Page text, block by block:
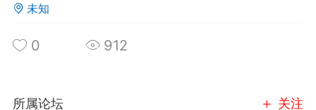
02-10 15:45
卖挂
禁止发布联机可用的作弊模组，
单机辅助引流私下售卖服务器外挂！
作弊模组在联机服务器使用,为了维护游
未知
0 912
所属论坛 关注